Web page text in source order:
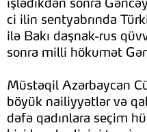
işlədikdən sonra
ci ilin sentyabrında
ilə Bakı daşnak-rus
sonra milli hökumət
Müstəqil Azərbaycan
böyük nailiyyətlər və
dəfə qadınlara seçim